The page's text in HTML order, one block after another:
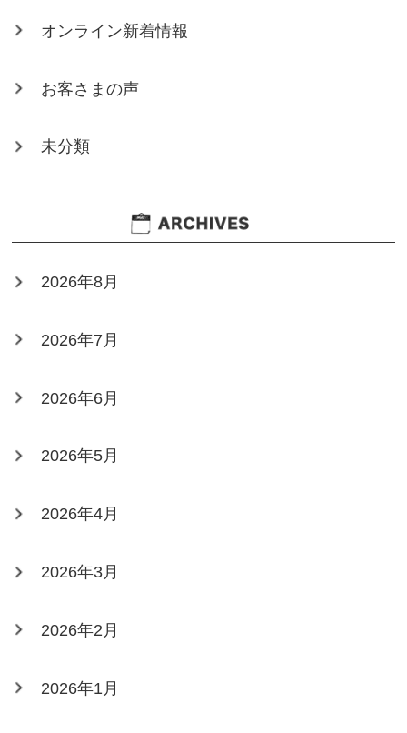
オンライン新着情報
お客さまの声
未分類
2026年8月
2026年7月
2026年6月
2026年5月
2026年4月
2026年3月
2026年2月
2026年1月